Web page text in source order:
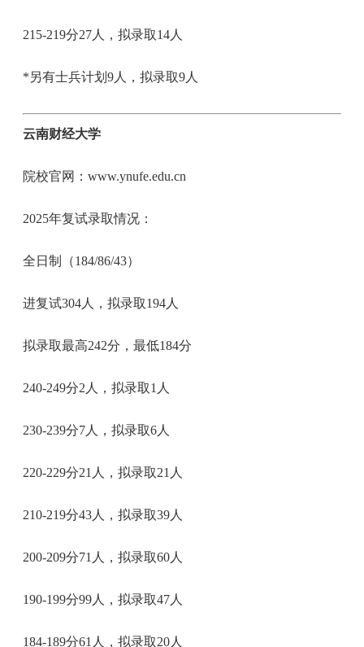
215-219分27人，拟录取14人
*另有士兵计划9人，拟录取9人
云南财经大学
院校官网：www.ynufe.edu.cn
2025年复试录取情况：
全日制（184/86/43）
进复试304人，拟录取194人
拟录取最高242分，最低184分
240-249分2人，拟录取1人
230-239分7人，拟录取6人
220-229分21人，拟录取21人
210-219分43人，拟录取39人
200-209分71人，拟录取60人
190-199分99人，拟录取47人
184-189分61人，拟录取20人